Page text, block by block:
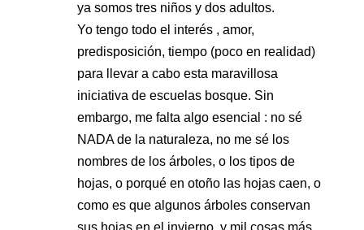
ya somos tres niños y dos adultos.
Yo tengo todo el interés , amor,
predisposición, tiempo (poco en realidad)
para llevar a cabo esta maravillosa
iniciativa de escuelas bosque. Sin
embargo, me falta algo esencial : no sé
NADA de la naturaleza, no me sé los
nombres de los árboles, o los tipos de
hojas, o porqué en otoño las hojas caen, o
como es que algunos árboles conservan